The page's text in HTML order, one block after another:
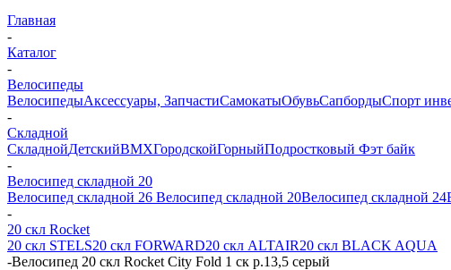
Главная
-
Каталог
-
Велосипеды
ВелосипедыАксессуары, ЗапчастиСамокатыОбувьСапбордыСпорт
-
Складной
СкладнойДетскийBMXГородскойГорныйПодростковый Фэт байк
-
Велосипед складной 20
Велосипед складной 26 Велосипед складной 20Велосипед складной 24
-
20 скл Rocket
20 скл STELS20 скл FORWARD20 скл ALTAIR20 скл BLACK AQUA
-Велосипед 20 скл Rocket City Fold 1 ск р.13,5 серый